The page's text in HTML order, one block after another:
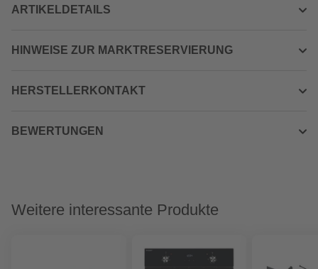
ARTIKELDETAILS
HINWEISE ZUR MARKTRESERVIERUNG
HERSTELLERKONTAKT
BEWERTUNGEN
Weitere interessante Produkte